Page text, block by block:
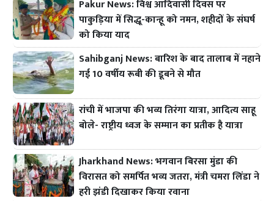
Pakur News: विश्व आदिवासी दिवस पर
पाकुड़िया में सिद्धू-कान्हू को नमन, शहीदों के संघर्ष
को किया याद
Sahibganj News: बारिश के बाद तालाब में नहाने
गई 10 वर्षीय रूबी की डूबने से मौत
रांची में भाजपा की भव्य तिरंगा यात्रा, आदित्य साहू
बोले- राष्ट्रीय ध्वज के सम्मान का प्रतीक है यात्रा
Jharkhand News: भगवान बिरसा मुंडा की
विरासत को समर्पित भव्य जतरा, मंत्री चमरा लिंडा ने
हरी झंडी दिखाकर किया रवाना